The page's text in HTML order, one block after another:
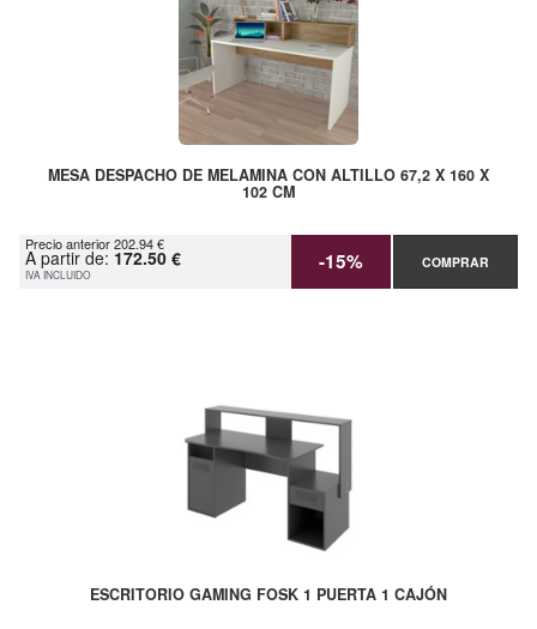
MESA DESPACHO DE MELAMINA CON ALTILLO 67,2 X 160 X
102 CM
Precio anterior 202.94 €
A partir de: 172.50 €
IVA INCLUIDO -15% COMPRAR
ESCRITORIO GAMING FOSK 1 PUERTA 1 CAJÓN